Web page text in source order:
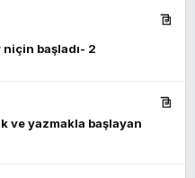
başladı- 2
ve yazmakla başlayan